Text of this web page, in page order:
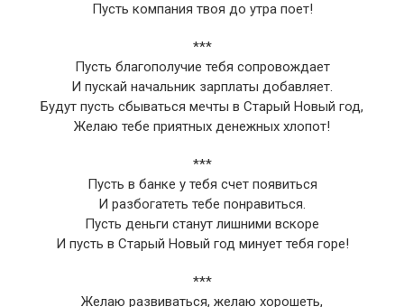
Пусть компания твоя до утра поет!
***
Пусть благополучие тебя сопровождает
И пускай начальник зарплаты добавляет.
Будут пусть сбываться мечты в Старый Новый год,
Желаю тебе приятных денежных хлопот!
***
Пусть в банке у тебя счет появиться
И разбогатеть тебе понравиться.
Пусть деньги станут лишними вскоре
И пусть в Старый Новый год минует тебя горе!
***
Желаю развиваться, желаю хорошеть,